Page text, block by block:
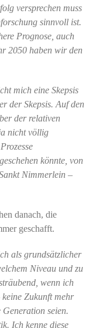
versprechen muss
sinnvoll ist.
Prognose, auch
2050 haben wir den
mich eine Skepsis
der Skepsis. Auf den
der relativen
nicht völlig
könnte, von
Nimmerlein –
danach, die
geschafft.
als grundsätzlicher
Niveau und zu
wenn ich
Zukunft mehr
seien.
Ich kenne diese